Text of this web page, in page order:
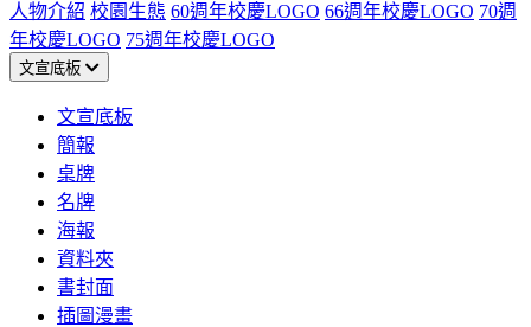
人物介紹 校園生態 60週年校慶LOGO 66週年校慶LOGO 70週
年校慶LOGO 75週年校慶LOGO
文宣底板
文宣底板
簡報
桌牌
名牌
海報
資料夾
書封面
插圖漫畫